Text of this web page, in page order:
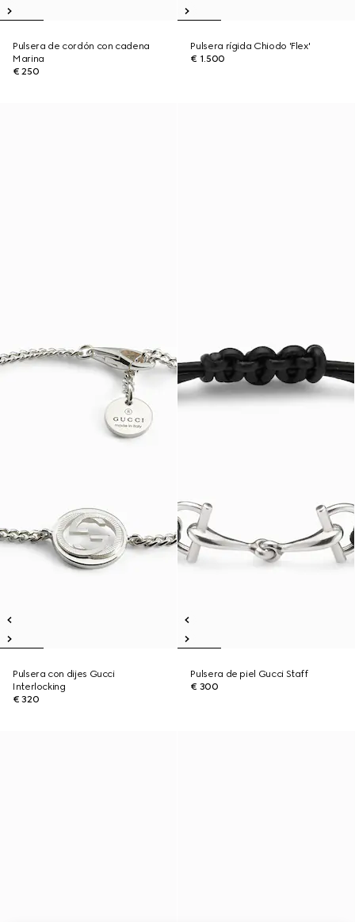
Pulsera de cordón con cadena
Marina
€ 250
Pulsera rígida Chiodo 'Flex'
€ 1.500
Pulsera con dijes Gucci
Interlocking
€ 320
Pulsera de piel Gucci Staff
€ 300